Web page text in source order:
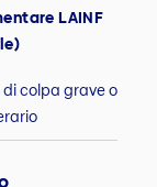
LAINF
di colpa grave o